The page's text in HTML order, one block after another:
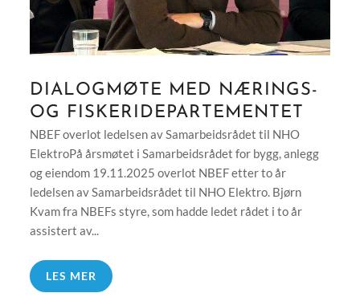
DIALOGMØTE MED NÆRINGS-
OG FISKERIDEPARTEMENTET
NBEF overlot ledelsen av Samarbeidsrådet til NHO
ElektroPå årsmøtet i Samarbeidsrådet for bygg, anlegg
og eiendom 19.11.2025 overlot NBEF etter to år
ledelsen av Samarbeidsrådet til NHO Elektro. Bjørn
Kvam fra NBEFs styre, som hadde ledet rådet i to år
assistert av...
LES MER